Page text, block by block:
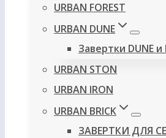
URBAN FOREST
URBAN DUNE
Завертки DUNE и
URBAN STON
URBAN IRON
URBAN BRICK
ЗАВЕРТКИ ДЛЯ